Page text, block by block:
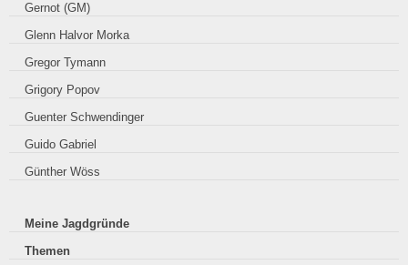
Gernot (GM)
Glenn Halvor Morka
Gregor Tymann
Grigory Popov
Guenter Schwendinger
Guido Gabriel
Günther Wöss
Meine Jagdgründe
Themen